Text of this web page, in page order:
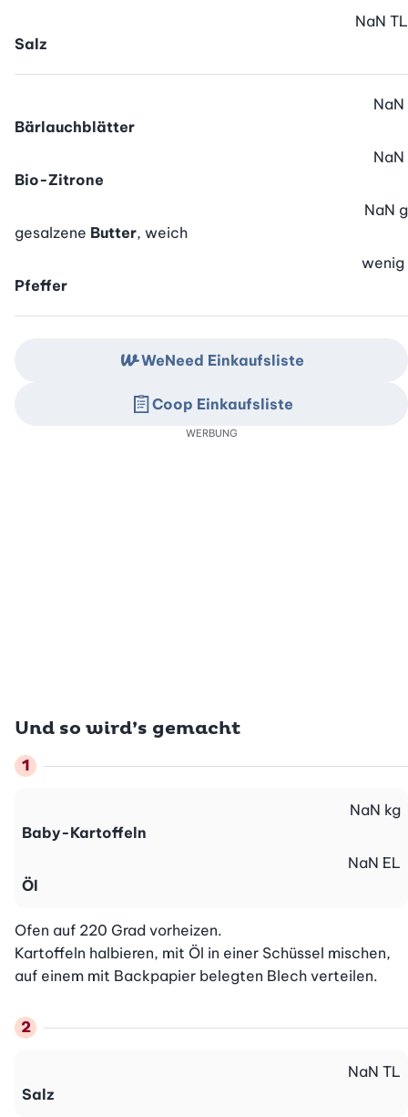
Salz
NaN TL
Bärlauchblätter
NaN
Bio-Zitrone
NaN
gesalzene Butter, weich
NaN g
Pfeffer
wenig
Und so wird’s gemacht
Baby-Kartoffeln
NaN kg
Öl
NaN EL
Ofen auf 220 Grad vorheizen.
Kartoffeln halbieren, mit Öl in einer Schüssel mischen,
auf einem mit Backpapier belegten Blech verteilen.
Salz
NaN TL
WeNeed Einkaufsliste
Coop Einkaufsliste
WERBUNG